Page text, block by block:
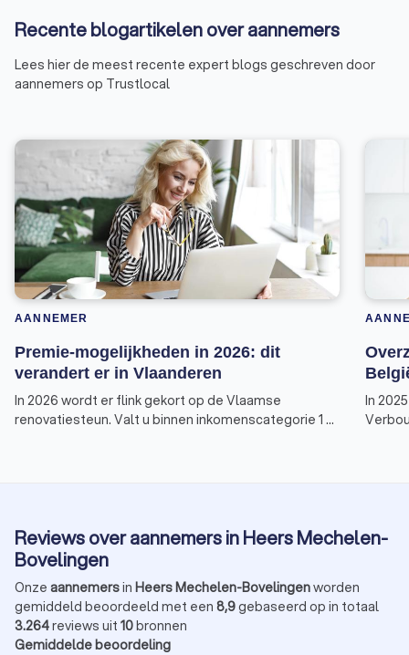
Recente blogartikelen over aannemers
Lees hier de meest recente expert blogs geschreven door
aannemers op Trustlocal
AANNEMER
Premie-mogelijkheden in 2026: dit
verandert er in Vlaanderen
In 2026 wordt er flink gekort op de Vlaamse
renovatiesteun. Valt u binnen inkomenscategorie 1 of
In
en
Reviews over aannemers in Heers Mechelen-
Bovelingen
Onze aannemersin Heers Mechelen-Bovelingenworden
gemiddeld beoordeeld met een 8,9gebaseerd op in totaal
3.264reviews uit 10bronnen
Gemiddelde beoordeling